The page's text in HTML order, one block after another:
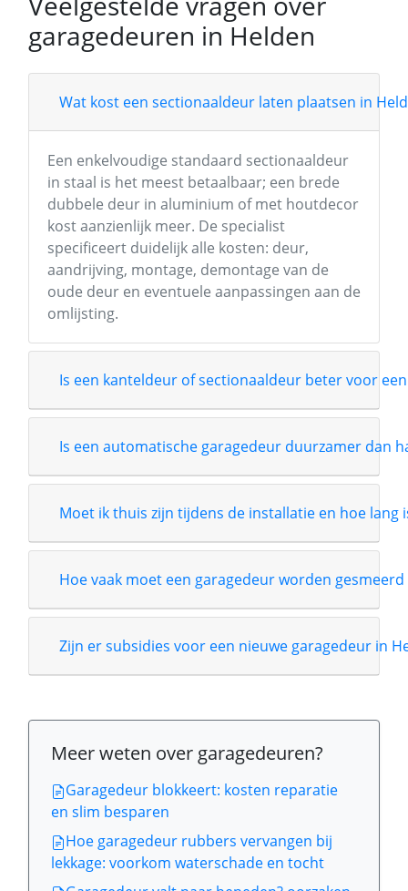
garagedeuren in Helden
Wat kost een sectionaaldeur laten plaatsen in
Een enkelvoudige standaard sectionaaldeur
in staal is het meest betaalbaar; een brede
dubbele deur in aluminium of met houtdecor
kost aanzienlijk meer. De specialist
specificeert duidelijk alle kosten: deur,
aandrijving, montage, demontage van de
oude deur en eventuele aanpassingen aan de
omlijsting.
Is een kanteldeur of sectionaaldeur beter voor
Is een automatische garagedeur duurzamer dan
Moet ik thuis zijn tijdens de installatie en hoe lang
Hoe vaak moet een garagedeur worden
Zijn er subsidies voor een nieuwe garagedeur in
Meer weten over garagedeuren?
Garagedeur blokkeert: kosten reparatie
en slim besparen
Hoe garagedeur rubbers vervangen bij
lekkage: voorkom waterschade en tocht